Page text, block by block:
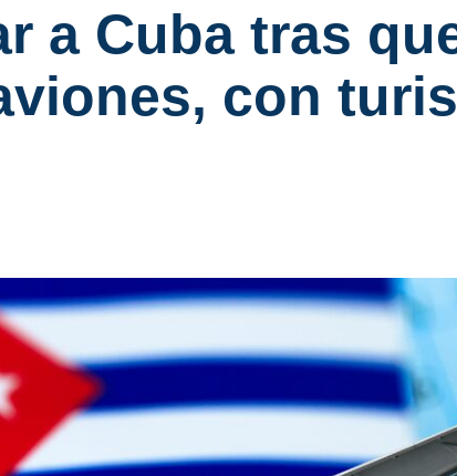
a Cuba tras
con